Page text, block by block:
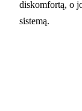
diskomfortą, o
sistemą.